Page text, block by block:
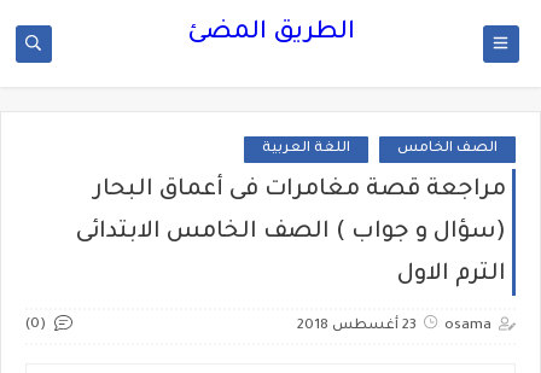
الطريق المضئ
الصف الخامس اللغة العربية
مراجعة قصة مغامرات فى أعماق البحار
(سؤال و جواب ) الصف الخامس الابتدائى
الترم الاول
osama 23 أغسطس 2018 (0)